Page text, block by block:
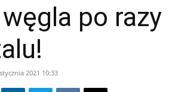
po
2021 10:33